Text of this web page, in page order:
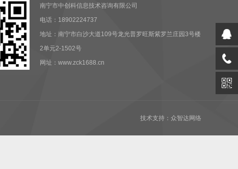
南宁市中创科信息技术咨询有限公司
电话：18902224737
地址：南宁市白沙大道109号龙光普罗旺斯紫罗兰庄园3号楼
2单元2-1502号
网址：www.zck1688.cn
技术支持：众智达网络